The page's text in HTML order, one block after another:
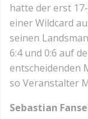
hatte der erst
einer Wildcard
seinen
6:4 und 0:6 auf
entscheidenden
so Veranstalter
Sebastian